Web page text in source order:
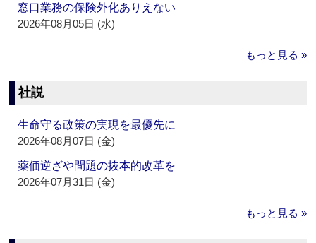
窓口業務の保険外化ありえない
2026年08月05日 (水)
もっと見る »
社説
生命守る政策の実現を最優先に
2026年08月07日 (金)
薬価逆ざや問題の抜本的改革を
2026年07月31日 (金)
もっと見る »